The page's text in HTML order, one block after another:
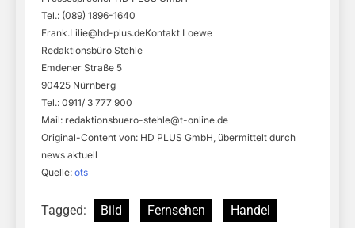
Tel.: (089) 1896-1640
Frank.Lilie@hd-plus.deKontakt Loewe
Redaktionsbüro Stehle
Emdener Straße 5
90425 Nürnberg
Tel.: 0911/ 3 777 900
Mail: redaktionsbuero-stehle@t-online.de
Original-Content von: HD PLUS GmbH, übermittelt durch
news aktuell
Quelle: ots
Tagged: Bild Fernsehen
Handel